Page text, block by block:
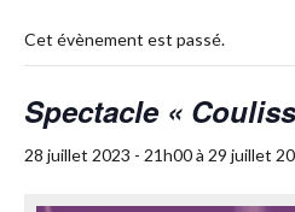
Cet évènement est passé.
Spectacle «
28 juillet 2023 - 21h00à 29 juillet